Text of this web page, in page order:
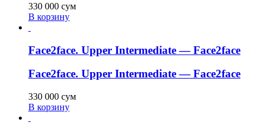
330 000 сум
В корзину
Face2face. Upper Intermediate — Face2face
Face2face. Upper Intermediate — Face2face
330 000 сум
В корзину